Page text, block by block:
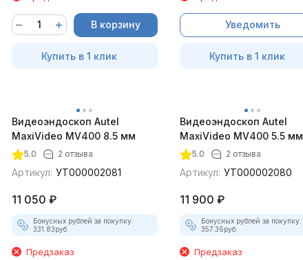
В корзину
Купить в 1 клик
Уведомить
Купить в 1 клик
Видеоэндоскоп Autel
MaxiVideo MV400 8.5 мм
5.0 2 отзыва
Артикул: УТ000002081
11 050 ₽
Бонусных рублей за покупку:
331.83руб.
Предзаказ
Видеоэндоскоп Autel
MaxiVideo MV400 5.5 мм
5.0 2 отзыва
Артикул: УТ000002080
11 900 ₽
Бонусных рублей за покупку:
357.36руб.
Предзаказ